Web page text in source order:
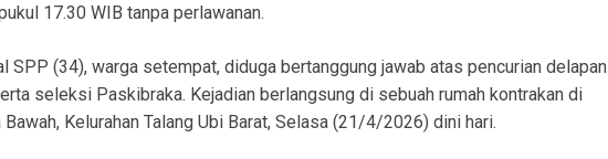
17.30 WIB tanpa perlawanan.
SPP (34), warga setempat, diduga bertanggung jawab atas pencurian delapan
seleksi Paskibraka. Kejadian berlangsung di sebuah rumah kontrakan di
Kelurahan Talang Ubi Barat, Selasa (21/4/2026) dini hari.